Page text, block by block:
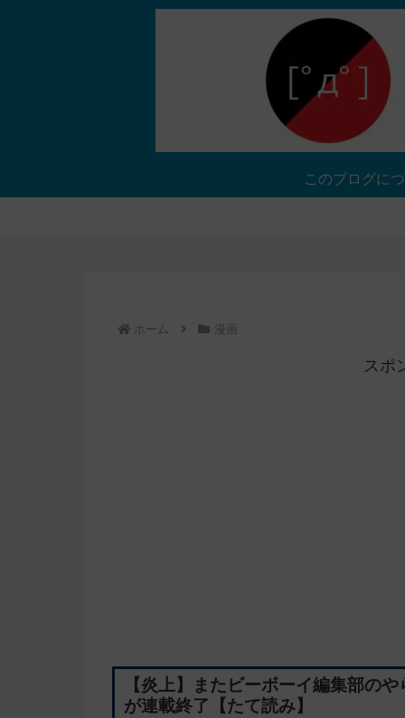
このブログに
ホーム 漫画
スポ
【炎上】またビーボーイ編集部の
が連載終了【たて読み】